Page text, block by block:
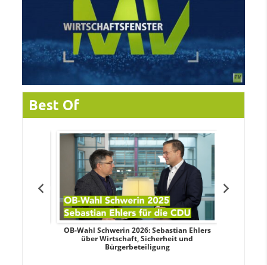
Best Of
OB-Wahl Schwerin 2026: Sebastian Ehlers
über Wirtschaft, Sicherheit und
Bürgerbeteiligung